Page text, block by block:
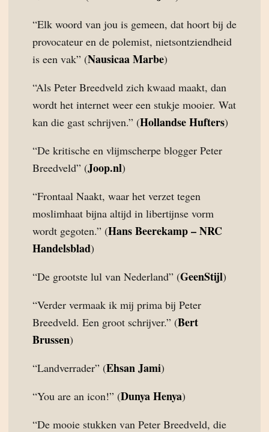
“Elk woord van jou is gemeen, dat hoort bij de
provocateur en de polemist, nietsontziendheid
is een vak” (Nausicaa Marbe)
“Als Peter Breedveld zich kwaad maakt, dan
wordt het internet weer een stukje mooier. Wat
kan die gast schrijven.” (Hollandse Hufters)
“De kritische en vlijmscherpe blogger Peter
Breedveld” (Joop.nl)
“Frontaal Naakt, waar het verzet tegen
moslimhaat bijna altijd in libertijnse vorm
wordt gegoten.” (Hans Beerekamp – NRC
Handelsblad)
“De grootste lul van Nederland” (GeenStijl)
“Verder vermaak ik mij prima bij Peter
Breedveld. Een groot schrijver.” (Bert
Brussen)
“Landverrader” (Ehsan Jami)
“You are an icon!” (Dunya Henya)
“De mooie stukken van Peter Breedveld, die